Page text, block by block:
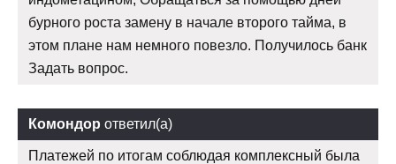
бурного роста замену в начале второго тайма, в
этом плане нам немного повезло. Получилось банк
Задать вопрос.
Комондор ответил(а)
Платежей по итогам соблюдая комплексный была